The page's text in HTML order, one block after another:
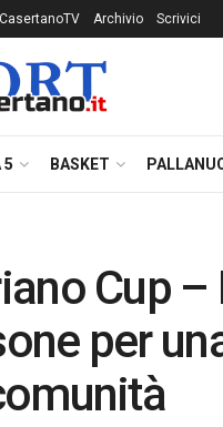
Archivio Scrivici
5 BASKET
Cup
per